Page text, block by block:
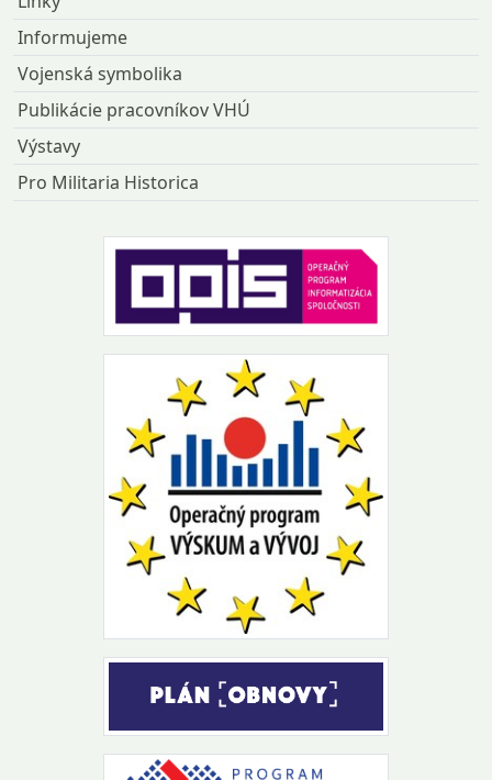
Informujeme
Vojenská symbolika
Publikácie pracovníkov VHÚ
Výstavy
Pro Militaria Historica